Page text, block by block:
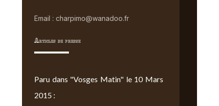
Email : charpimo@wanadoo.fr
Articles de presse
Paru dans "Vosges Matin" le 10 Mars
2015 :